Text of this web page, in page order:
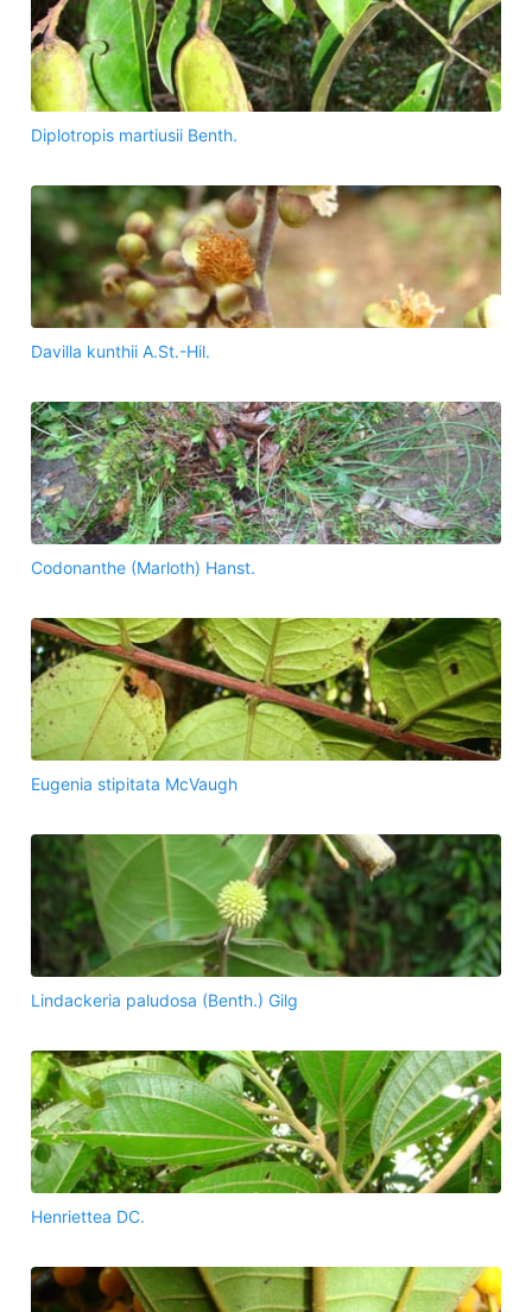
Diplotropis martiusii Benth.
Davilla kunthii A.St.-Hil.
Codonanthe (Marloth) Hanst.
Eugenia stipitata McVaugh
Lindackeria paludosa (Benth.) Gilg
Henriettea DC.